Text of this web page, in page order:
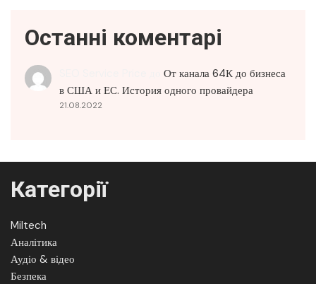
Останні коментарі
От канала 64К до бизнеса
в США и ЕС. История одного провайдера
21.08.2022
Категорії
Miltech
Аналітика
Аудіо & відео
Безпека